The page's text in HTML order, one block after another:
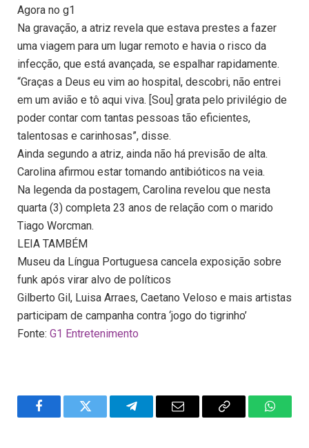
Agora no g1
Na gravação, a atriz revela que estava prestes a fazer
uma viagem para um lugar remoto e havia o risco da
infecção, que está avançada, se espalhar rapidamente.
“Graças a Deus eu vim ao hospital, descobri, não entrei
em um avião e tô aqui viva. [Sou] grata pelo privilégio de
poder contar com tantas pessoas tão eficientes,
talentosas e carinhosas”, disse.
Ainda segundo a atriz, ainda não há previsão de alta.
Carolina afirmou estar tomando antibióticos na veia.
Na legenda da postagem, Carolina revelou que nesta
quarta (3) completa 23 anos de relação com o marido
Tiago Worcman.
LEIA TAMBÉM
Museu da Língua Portuguesa cancela exposição sobre
funk após virar alvo de políticos
Gilberto Gil, Luisa Arraes, Caetano Veloso e mais artistas
participam de campanha contra ‘jogo do tigrinho’
Fonte: G1 Entretenimento
FacebookTwitter TelegramEmail
Copy